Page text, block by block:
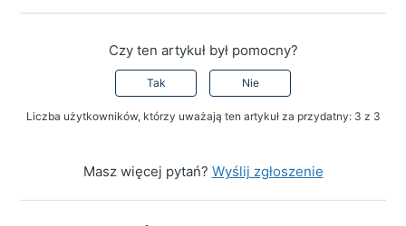
Czy ten artykuł był pomocny?
Tak Nie
Liczba użytkowników, którzy uważają ten artykuł za przydatny: 3 z 3
Masz więcej pytań? Wyślij zgłoszenie